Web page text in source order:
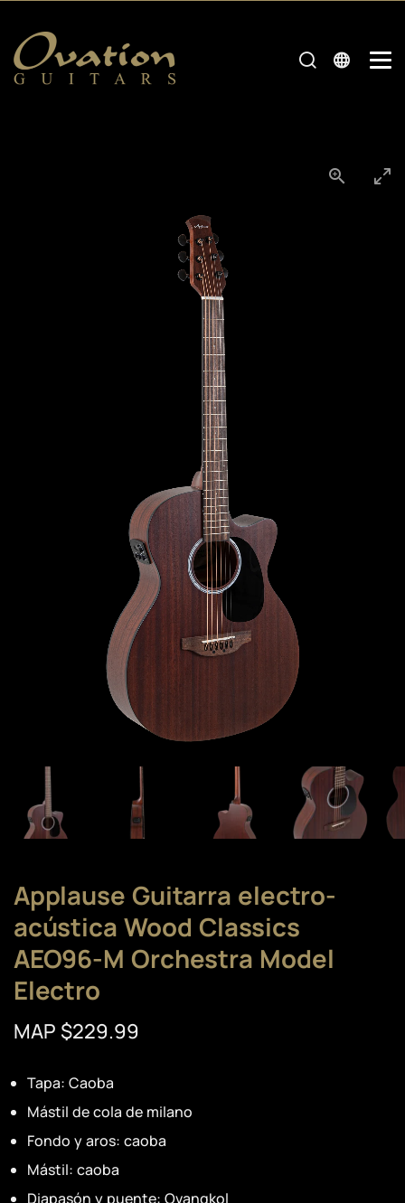
Applause Guitarra electro-
acústica Wood Classics
AEO96-M Orchestra Model
Electro
MAP $229.99
Tapa: Caoba
Mástil de cola de milano
Fondo y aros: caoba
Mástil: caoba
Diapasón y puente: Ovangkol